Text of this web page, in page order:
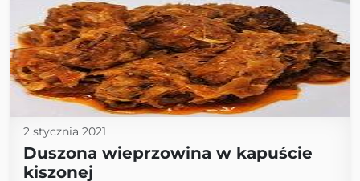
2 stycznia 2021
Duszona wieprzowina w kapuście
kiszonej